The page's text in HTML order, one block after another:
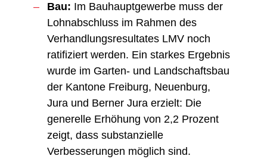
Bau: Im Bauhauptgewerbe muss der
Lohnabschluss im Rahmen des
Verhandlungsresultates LMV noch
ratifiziert werden. Ein starkes Ergebnis
wurde im Garten- und Landschaftsbau
der Kantone Freiburg, Neuenburg,
Jura und Berner Jura erzielt: Die
generelle Erhöhung von 2,2 Prozent
zeigt, dass substanzielle
Verbesserungen möglich sind.